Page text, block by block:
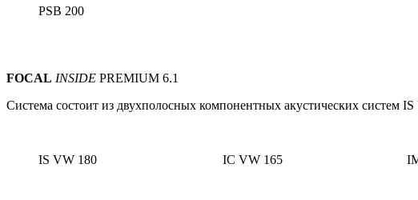
PSB 200
FOCAL INSIDE PREMIUM 6.1
Система состоит из двухполосных компонентных акустических систем
IS VW 180 IC VW 165